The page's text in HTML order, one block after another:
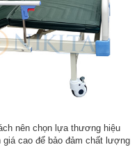
nên chọn lựa thương hiệu
cao để bảo đảm chất lượng